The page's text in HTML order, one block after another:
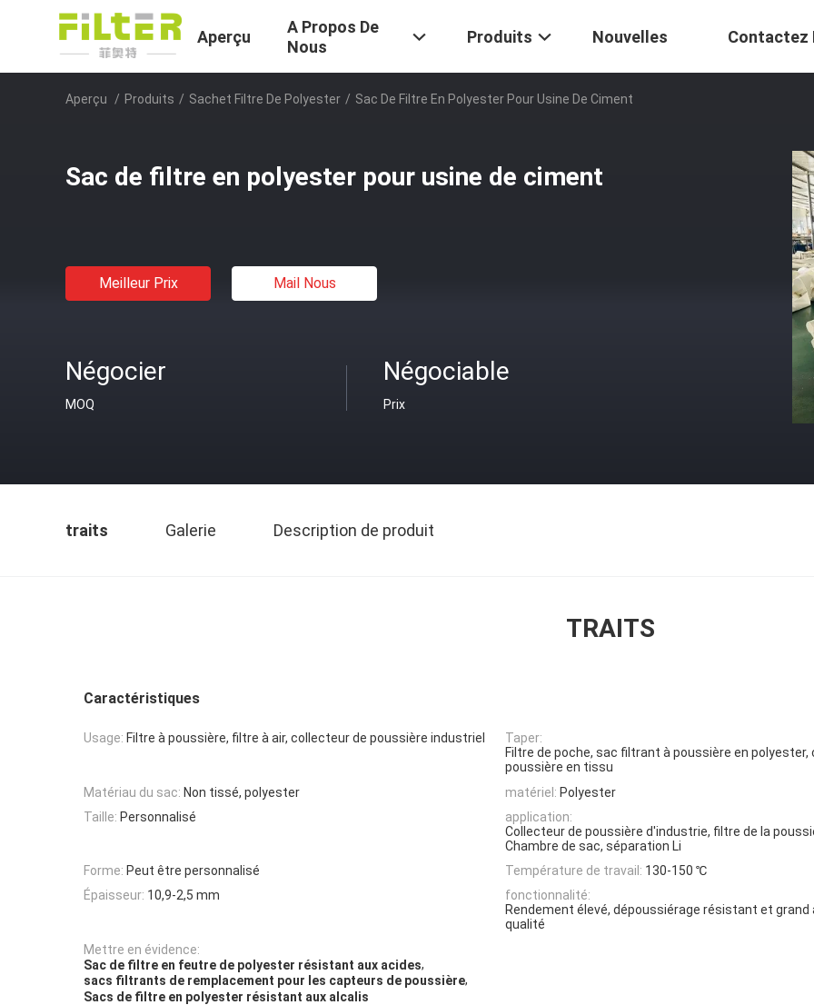
Aperçu
A Propos De
Nous
Produits Nouvelles Contactez
Aperçu / Produits / Sachet Filtre De Polyester / Sac De Filtre En Polyester Pour Usine De Ciment
Sac de filtre en polyester pour usine de ciment
Meilleur Prix Mail Nous
Négocier
MOQ
Négociable
Prix
traits Galerie Description de produit
TRAITS
Caractéristiques
Usage: Filtre à poussière, filtre à air, collecteur de poussière industriel
Taper:
Filtre de poche, sac filtrant à poussière en polyester,
poussière en tissu
Matériau du sac: Non tissé, polyester matériel: Polyester
Taille: Personnalisé
application:
Collecteur de poussière d'industrie, filtre de la
Chambre de sac, séparation Li
Forme: Peut être personnalisé Température de travail: 130-150 ℃
Épaisseur: 10,9-2,5 mm
fonctionnalité:
Rendement élevé, dépoussiérage résistant et grand
qualité
Mettre en évidence:
Sac de filtre en feutre de polyester résistant aux acides,
sacs filtrants de remplacement pour les capteurs de poussière,
Sacs de filtre en polyester résistant aux alcalis